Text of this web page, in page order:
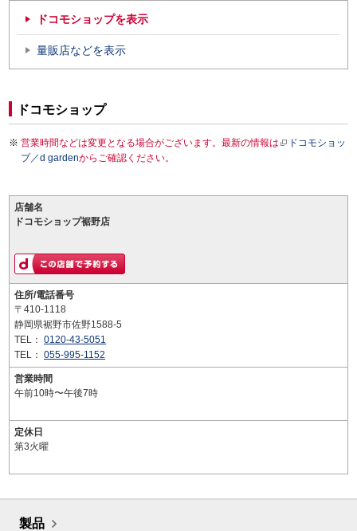
ドコモショップを表示
量販店などを表示
ドコモショップ
営業時間などは変更となる場合がございます。最新の情報は
ドコモショッ
プ／d gardenからご確認ください。
店舗名
ドコモショップ裾野店
住所/電話番号
〒410-1118
静岡県裾野市佐野1588-5
TEL： 0120-43-5051
TEL： 055-995-1152
営業時間
午前10時〜午後7時
定休日
第3火曜
製品